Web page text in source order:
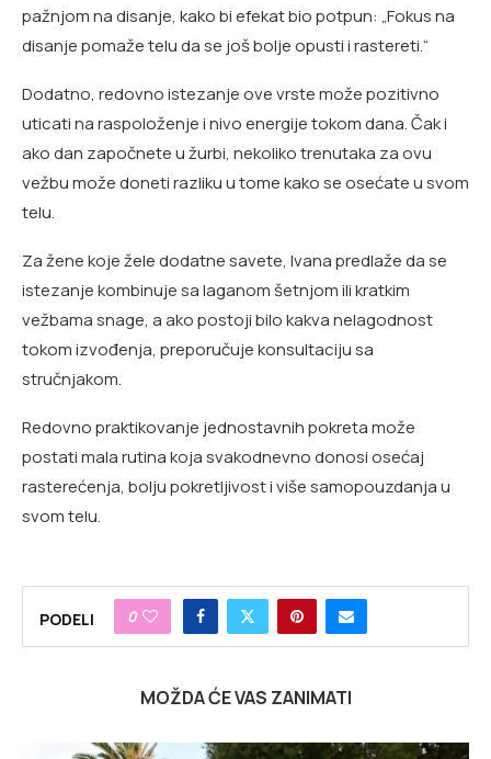
pažnjom na disanje, kako bi efekat bio potpun: „Fokus na
disanje pomaže telu da se još bolje opusti i rastereti.“
Dodatno, redovno istezanje ove vrste može pozitivno
uticati na raspoloženje i nivo energije tokom dana. Čak i
ako dan započnete u žurbi, nekoliko trenutaka za ovu
vežbu može doneti razliku u tome kako se osećate u svom
telu.
Za žene koje žele dodatne savete, Ivana predlaže da se
istezanje kombinuje sa laganom šetnjom ili kratkim
vežbama snage, a ako postoji bilo kakva nelagodnost
tokom izvođenja, preporučuje konsultaciju sa
stručnjakom.
Redovno praktikovanje jednostavnih pokreta može
postati mala rutina koja svakodnevno donosi osećaj
rasterećenja, bolju pokretljivost i više samopouzdanja u
svom telu.
PODELI 0
MOŽDA ĆE VAS ZANIMATI